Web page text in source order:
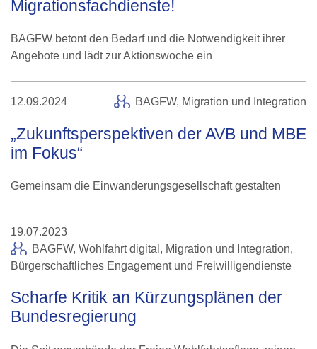
Migrationsfachdienste!
BAGFW betont den Bedarf und die Notwendigkeit ihrer
Angebote und lädt zur Aktionswoche ein
12.09.2024 BAGFW, Migration und Integration
„Zukunftsperspektiven der AVB und MBE
im Fokus“
Gemeinsam die Einwanderungsgesellschaft gestalten
19.07.2023
BAGFW, Wohlfahrt digital, Migration und Integration,
Bürgerschaftliches Engagement und Freiwilligendienste
Scharfe Kritik an Kürzungsplänen der
Bundesregierung